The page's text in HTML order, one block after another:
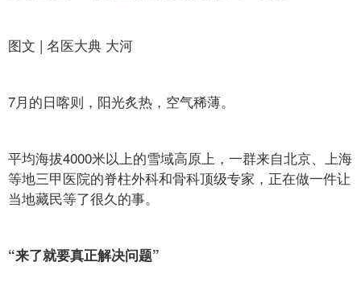
图文 | 名医大典 大河
7月的日喀则，阳光炙热，空气稀薄。
平均海拔4000米以上的雪域高原上，一群来自北京、上海
等地三甲医院的脊柱外科和骨科顶级专家，正在做一件让
当地藏民等了很久的事。
“来了就要真正解决问题”